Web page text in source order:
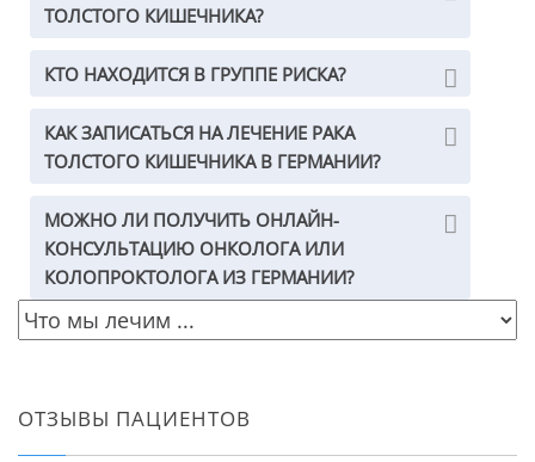
ТОЛСТОГО КИШЕЧНИКА?
КТО НАХОДИТСЯ В ГРУППЕ РИСКА?
КАК ЗАПИСАТЬСЯ НА ЛЕЧЕНИЕ РАКА
ТОЛСТОГО КИШЕЧНИКА В ГЕРМАНИИ?
МОЖНО ЛИ ПОЛУЧИТЬ ОНЛАЙН-
КОНСУЛЬТАЦИЮ ОНКОЛОГА ИЛИ
КОЛОПРОКТОЛОГА ИЗ ГЕРМАНИИ?
ОТЗЫВЫ ПАЦИЕНТОВ